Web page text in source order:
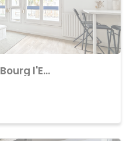
Achat Appartement Bourg l'Evêque